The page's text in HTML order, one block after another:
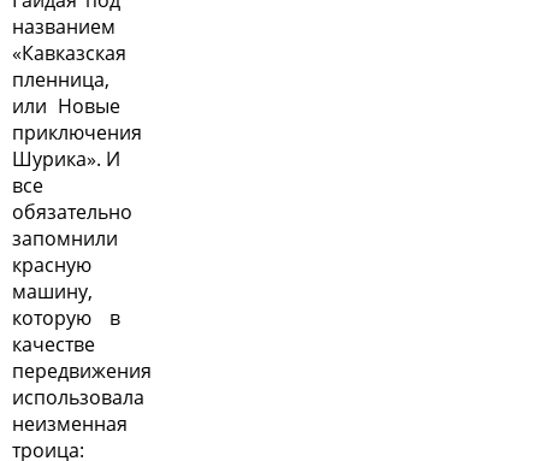
названием
«Кавказская
пленница,
или Новые
приключения
Шурика». И
все
обязательно
запомнили
красную
машину,
которую в
качестве
передвижения
использовала
неизменная
троица: